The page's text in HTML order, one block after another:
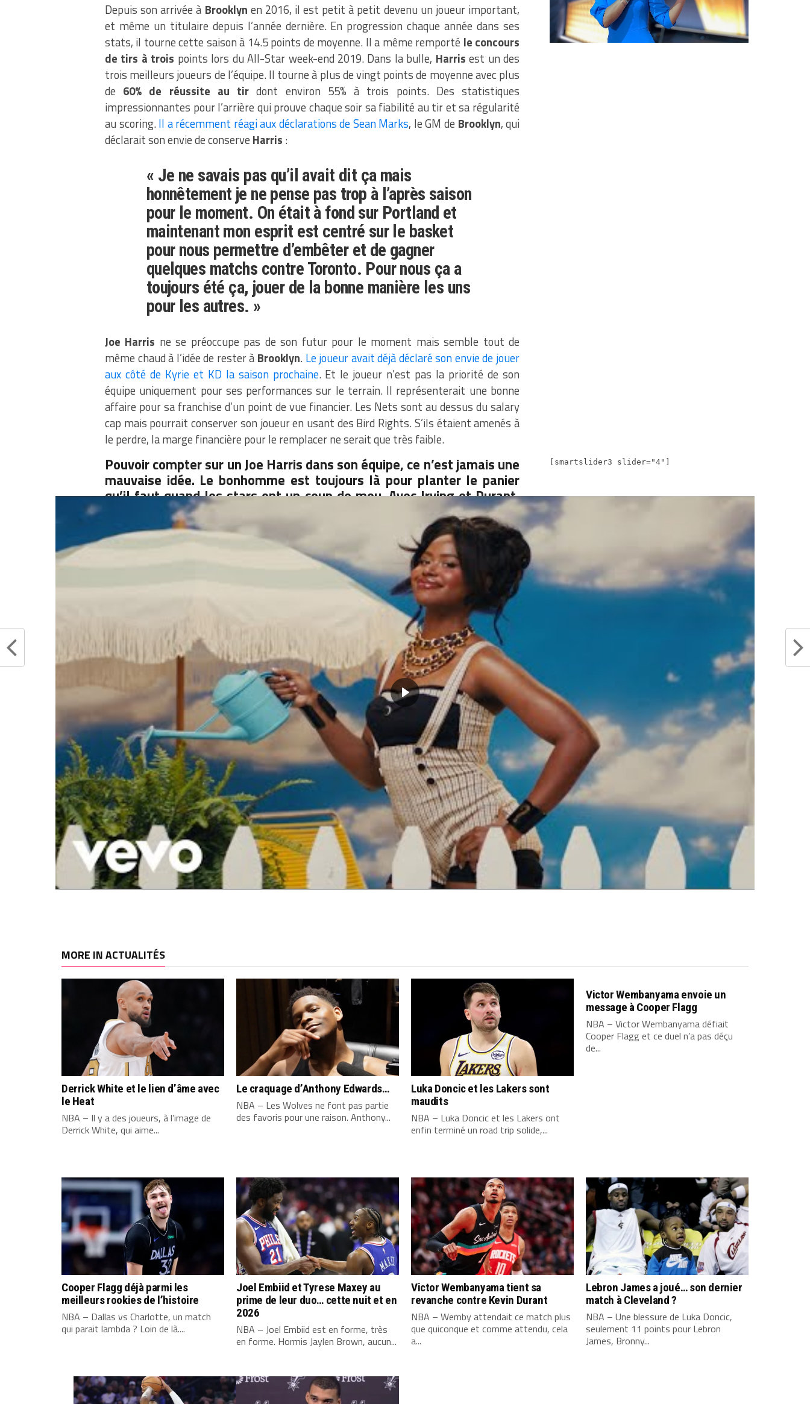
Depuis son arrivée à Brooklyn en 2016, il est petit à petit devenu un joueur important,
et même un titulaire depuis l’année dernière. En progression chaque année dans ses
stats, il tourne cette saison à 14.5 points de moyenne. Il a même remporté le concours
de tirs à trois points lors du All-Star week-end 2019. Dans la bulle, Harris est un des
trois meilleurs joueurs de l’équipe. Il tourne à plus de vingt points de moyenne avec plus
de 60% de réussite au tir dont environ 55% à trois points. Des statistiques
impressionnantes pour l’arrière qui prouve chaque soir sa fiabilité au tir et sa régularité
au scoring.Il a récemment réagi aux déclarations de Sean Marks, le GM de Brooklyn, qui
déclarait son envie de conserve Harris :
« Je ne savais pas qu’il avait dit ça mais
honnêtement je ne pense pas trop à l’après saison
pour le moment. On était à fond sur Portland et
maintenant mon esprit est centré sur le basket
pour nous permettre d’embêter et de gagner
quelques matchs contre Toronto. Pour nous ça a
toujours été ça, jouer de la bonne manière les uns
pour les autres. »
Joe Harris ne se préoccupe pas de son futur pour le moment mais semble tout de
même chaud à l’idée de rester à Brooklyn. Le joueur avait déjà déclaré son envie de jouer
aux côté de Kyrie et KD la saison prochaine. Et le joueur n’est pas la priorité de son
équipe uniquement pour ses performances sur le terrain. Il représenterait une bonne
affaire pour sa franchise d’un point de vue financier. Les Nets sont au dessus du salary
cap mais pourrait conserver son joueur en usant des Bird Rights. S’ils étaient amenés à
le perdre, la marge financière pour le remplacer ne serait que très faible.
Pouvoir compter sur un Joe Harris dans son équipe, ce n’est jamais une
mauvaise idée. Le bonhomme est toujours là pour planter le panier
qu’il faut quand les stars ont un coup de mou. Avec Irving et Durant,
Joe pourrait bien être un élément clé de la réussite des Nets la saison
prochaine.
Partager :
Articles similaires
Joe Harris a terminé sa saison : les
Nets ne seront jamais au compléter
ça dure depuis des années
mars 4, 2022
Dans "Actualités"
Les Nets envoient Joe Harris à
Detroit
juillet 5, 2023
Dans "Actualités"
Intérêt mutuel entre Tobias Harris
et les Nets : attention, Brooklyn
commence à se démarquer
juin 12, 2019
Dans "Actualités"
RELATED TOPICS BROOKLYN NETS FREE AGENCY JOE HARRIS
CLICK TO COMMENT
[smartslider3 slider="4"]
MORE IN ACTUALITÉS
Derrick White et le lien d’âme avec
le Heat
NBA – Il y a des joueurs, à l’image de
Derrick White, qui aime...
Le craquage d’Anthony Edwards…
NBA – Les Wolves ne font pas partie
des favoris pour une raison. Anthony...
Luka Doncic et les Lakers sont
maudits
NBA – Luka Doncic et les Lakers ont
enfin terminé un road trip solide,...
Victor Wembanyama envoie un
message à Cooper Flagg
NBA – Victor Wembanyama défiait
Cooper Flagg et ce duel n’a pas déçu
de...
Cooper Flagg déjà parmi les
meilleurs rookies de l’histoire
NBA – Dallas vs Charlotte, un match
qui parait lambda ? Loin de là....
Joel Embiid et Tyrese Maxey au
prime de leur duo… cette nuit et en
2026
NBA – Joel Embiid est en forme, très
en forme. Hormis Jaylen Brown, aucun...
Victor Wembanyama tient sa
revanche contre Kevin Durant
NBA – Wemby attendait ce match plus
que quiconque et comme attendu, cela
a...
Lebron James a joué… son dernier
match à Cleveland ?
NBA – Une blessure de Luka Doncic,
seulement 11 points pour Lebron
James, Bronny...